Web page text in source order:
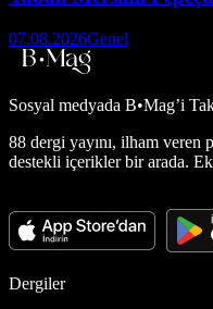
07.08.2026Genel
Sosyal medyada B•Mag’i
88 dergi yayını, ilham veren
destekli içerikler bir arada.
Dergiler